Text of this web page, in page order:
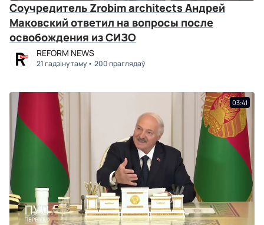
Соучредитель Zrobim architects Андрей
Маковский ответил на вопросы после
освобождения из СИЗО
REFORM NEWS
21 гадзіну таму 200 праглядаў
03:41